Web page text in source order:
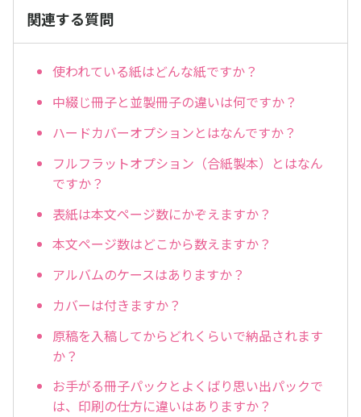
関連する質問
使われている紙はどんな紙ですか？
中綴じ冊子と並製冊子の違いは何ですか？
ハードカバーオプションとはなんですか？
フルフラットオプション（合紙製本）とはなん
ですか？
表紙は本文ページ数にかぞえますか？
本文ページ数はどこから数えますか？
アルバムのケースはありますか？
カバーは付きますか？
原稿を入稿してからどれくらいで納品されます
か？
お手がる冊子パックとよくばり思い出パックで
は、印刷の仕方に違いはありますか？